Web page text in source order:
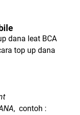
dana leat BCA
top up dana
, contoh :